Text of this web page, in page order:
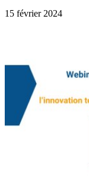
15 février 2024